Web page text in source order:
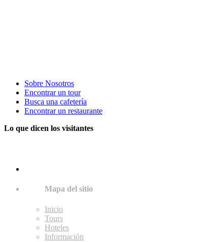
Sobre Nosotros
Encontrar un tour
Busca una cafetería
Encontrar un restaurante
Lo que dicen los visitantes
Mapa del sitio
Inicio
Tours
Hoteles
Información